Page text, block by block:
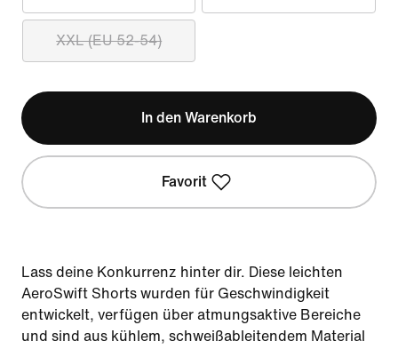
XXL (EU 52-54)
In den Warenkorb
Favorit
Lass deine Konkurrenz hinter dir. Diese leichten
AeroSwift Shorts wurden für Geschwindigkeit
entwickelt, verfügen über atmungsaktive Bereiche
und sind aus kühlem, schweißableitendem Material